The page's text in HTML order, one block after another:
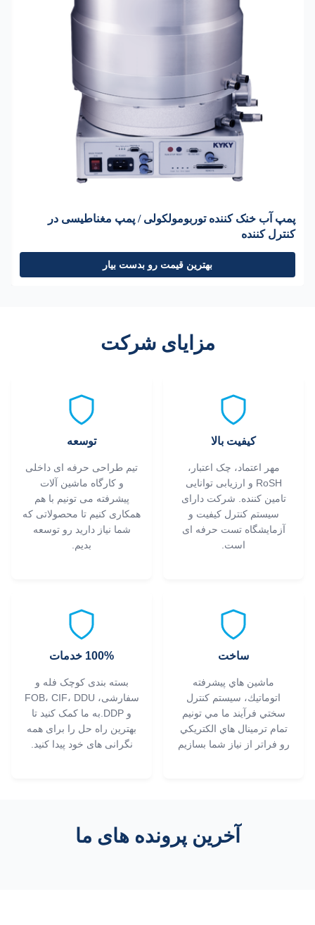
پمپ آب خنک کننده توربومولکولی / پمپ مغناطیسی در
کنترل کننده
بهترین قیمت رو بدست بیار
مزایای شرکت
کیفیت بالا
مهر اعتماد، چک اعتبار،
RoSH و ارزیابی توانایی
تامین کننده. شرکت دارای
سیستم کنترل کیفیت و
آزمایشگاه تست حرفه ای
است.
توسعه
تیم طراحی حرفه ای داخلی
و کارگاه ماشین آلات
پیشرفته می تونیم با هم
همکاری کنیم تا محصولاتی که
شما نیاز دارید رو توسعه
بدیم.
ساخت
ماشين هاي پیشرفته
اتوماتيك، سيستم کنترل
سختي فرآیند ما مي تونيم
تمام ترمينال هاي الکتريکي
رو فراتر از نياز شما بسازيم
100% خدمات
بسته بندی کوچک فله و
سفارشی، FOB، CIF، DDU
و DDP.به ما کمک کنید تا
بهترین راه حل را برای همه
نگرانی های خود پیدا کنید.
آخرین پرونده های ما